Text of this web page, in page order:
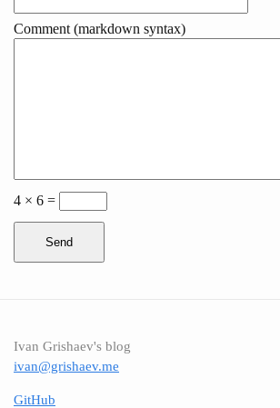
Comment (markdown syntax)
4 × 6 =
Send
Ivan Grishaev's blog
ivan@grishaev.me
GitHub